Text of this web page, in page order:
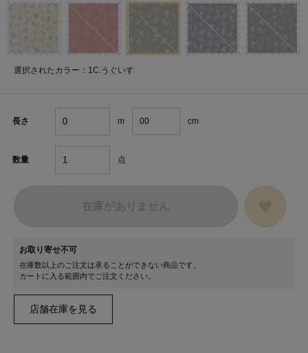
選択されたカラー：1C.うぐいす
長さ m cm
数量 点
お取り寄せ不可
在庫数以上のご注文は承ることができない商品です。
カートに入る範囲内でご注文ください。